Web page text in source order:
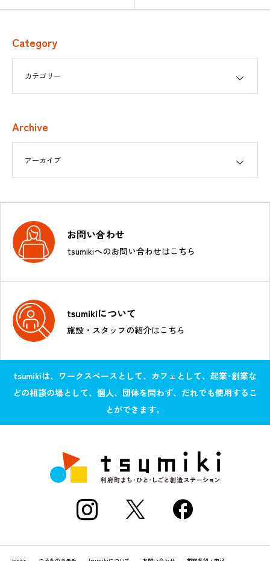
Category
Archive
お問い合わせ
tsumikiへのお問い合わせはこちら
tsumikiについて
施設・スタッフの紹介はこちら
tsumikiは、ワークスペースとして、カフェとして、起業･創業な
どの相談の場として、個人、団体を問わず、だれでも使用するこ
とができます。